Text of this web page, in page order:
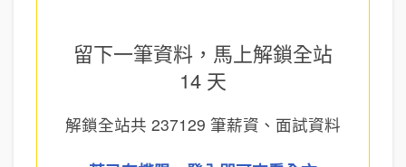
留下一筆資料，馬上解鎖全站
14 天
解鎖全站共 237129 筆薪資、面試資料